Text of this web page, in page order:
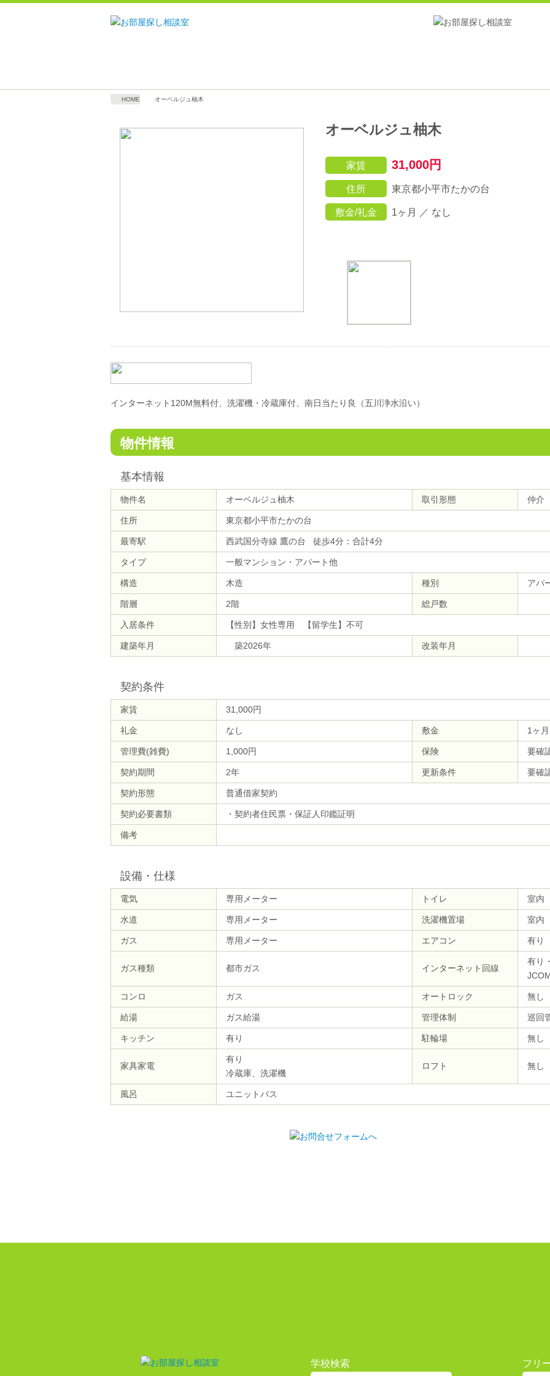
HOME オーベルジュ柚木
オーベルジュ柚木
家賃 31,000円
住所 東京都小平市たかの台
敷金/礼金 1ヶ月 ／ なし
インターネット120M無料付、洗濯機・冷蔵庫付、南日当たり良（五川浄水沿い）
物件情報
基本情報
物件名 オーベルジュ柚木 取引形態 仲介
住所 東京都小平市たかの台
最寄駅 西武国分寺線 鷹の台 徒歩4分：合計4分
タイプ 一般マンション・アパート他
構造 木造 種別 アパ
階層 2階 総戸数
入居条件 【性別】女性専用 【留学生】不可
建築年月 築2026年 改装年月
契約条件
家賃 31,000円
礼金 なし 敷金 1ヶ月
管理費(雑費) 1,000円 保険 要確
契約期間 2年 更新条件 要確
契約形態 普通借家契約
契約必要書類 ・契約者住民票・保証人印鑑証明
備考
設備・仕様
電気 専用メーター トイレ 室内
水道 専用メーター 洗濯機置場 室内
ガス 専用メーター エアコン 有り
ガス種類 都市ガス インターネット回線
有り
コンロ ガス オートロック 無し
給湯 ガス給湯 管理体制 巡回
キッチン 有り 駐輪場 無し
家具家電
有り
冷蔵庫、洗濯機
ロフト 無し
風呂 ユニットバス
学校検索 フリ